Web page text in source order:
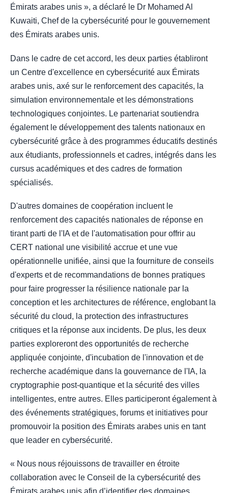
Émirats arabes unis », a déclaré le Dr Mohamed Al
Kuwaiti, Chef de la cybersécurité pour le gouvernement
des Émirats arabes unis.
Dans le cadre de cet accord, les deux parties établiront
un Centre d'excellence en cybersécurité aux Émirats
arabes unis, axé sur le renforcement des capacités, la
simulation environnementale et les démonstrations
technologiques conjointes. Le partenariat soutiendra
également le développement des talents nationaux en
cybersécurité grâce à des programmes éducatifs destinés
aux étudiants, professionnels et cadres, intégrés dans les
cursus académiques et des cadres de formation
spécialisés.
D'autres domaines de coopération incluent le
renforcement des capacités nationales de réponse en
tirant parti de l'IA et de l'automatisation pour offrir au
CERT national une visibilité accrue et une vue
opérationnelle unifiée, ainsi que la fourniture de conseils
d'experts et de recommandations de bonnes pratiques
pour faire progresser la résilience nationale par la
conception et les architectures de référence, englobant la
sécurité du cloud, la protection des infrastructures
critiques et la réponse aux incidents. De plus, les deux
parties exploreront des opportunités de recherche
appliquée conjointe, d'incubation de l'innovation et de
recherche académique dans la gouvernance de l'IA, la
cryptographie post-quantique et la sécurité des villes
intelligentes, entre autres. Elles participeront également à
des événements stratégiques, forums et initiatives pour
promouvoir la position des Émirats arabes unis en tant
que leader en cybersécurité.
« Nous nous réjouissons de travailler en étroite
collaboration avec le Conseil de la cybersécurité des
Émirats arabes unis afin d’identifier des domaines